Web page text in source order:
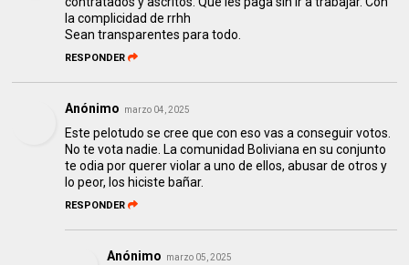
la complicidad de rrhh
Sean transparentes para todo.
RESPONDER
Anónimo marzo 04, 2025
Este pelotudo se cree que con eso vas a conseguir votos.
No te vota nadie. La comunidad Boliviana en su conjunto
te odia por querer violar a uno de ellos, abusar de otros y
lo peor, los hiciste bañar.
RESPONDER
Anónimo marzo 05, 2025